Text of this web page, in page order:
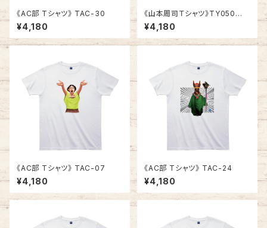
《AC部 Tシャツ》 TAC-30
¥4,180
《山本周司Ｔシャツ》TY050
／ RASTAFARIAN
¥4,180
《AC部 Tシャツ》 TAC-07
¥4,180
《AC部 Tシャツ》 TAC-24
¥4,180